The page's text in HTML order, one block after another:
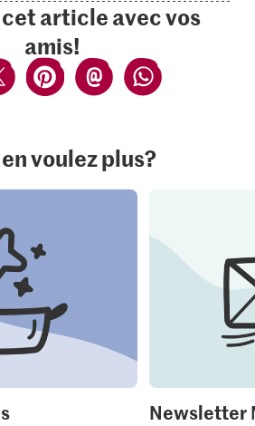
article avec vos
amis!
voulez plus?
Newsletter